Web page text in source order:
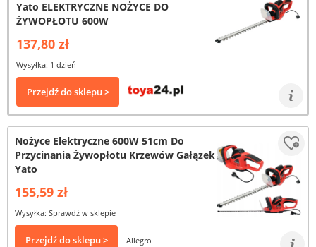
Yato ELEKTRYCZNE NOŻYCE DO
ŻYWOPŁOTU 600W
137,80 zł
Wysyłka: 1 dzień
Przejdź do sklepu >
Nożyce Elektryczne 600W 51cm Do
Przycinania Żywopłotu Krzewów Gałązek
Yato
155,59 zł
Wysyłka: Sprawdź w sklepie
Przejdź do sklepu > Allegro